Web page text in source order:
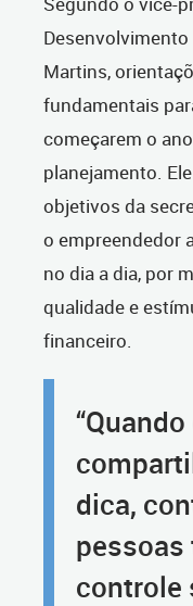
Martins,
fundamentais
começarem o
planejamento.
objetivos da
o empreendedor
no dia a dia, por
qualidade e
financeiro.
dica,
controle